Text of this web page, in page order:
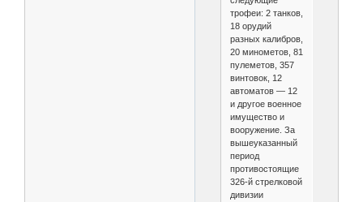
трофеи: 2 танков,
18 орудий
разных калибров,
20 минометов, 81
пулеметов, 357
винтовок, 12
автоматов — 12
и другое военное
имущество и
вооружение. За
вышеуказанный
период
противостоящие
326-й стрелковой
дивизии